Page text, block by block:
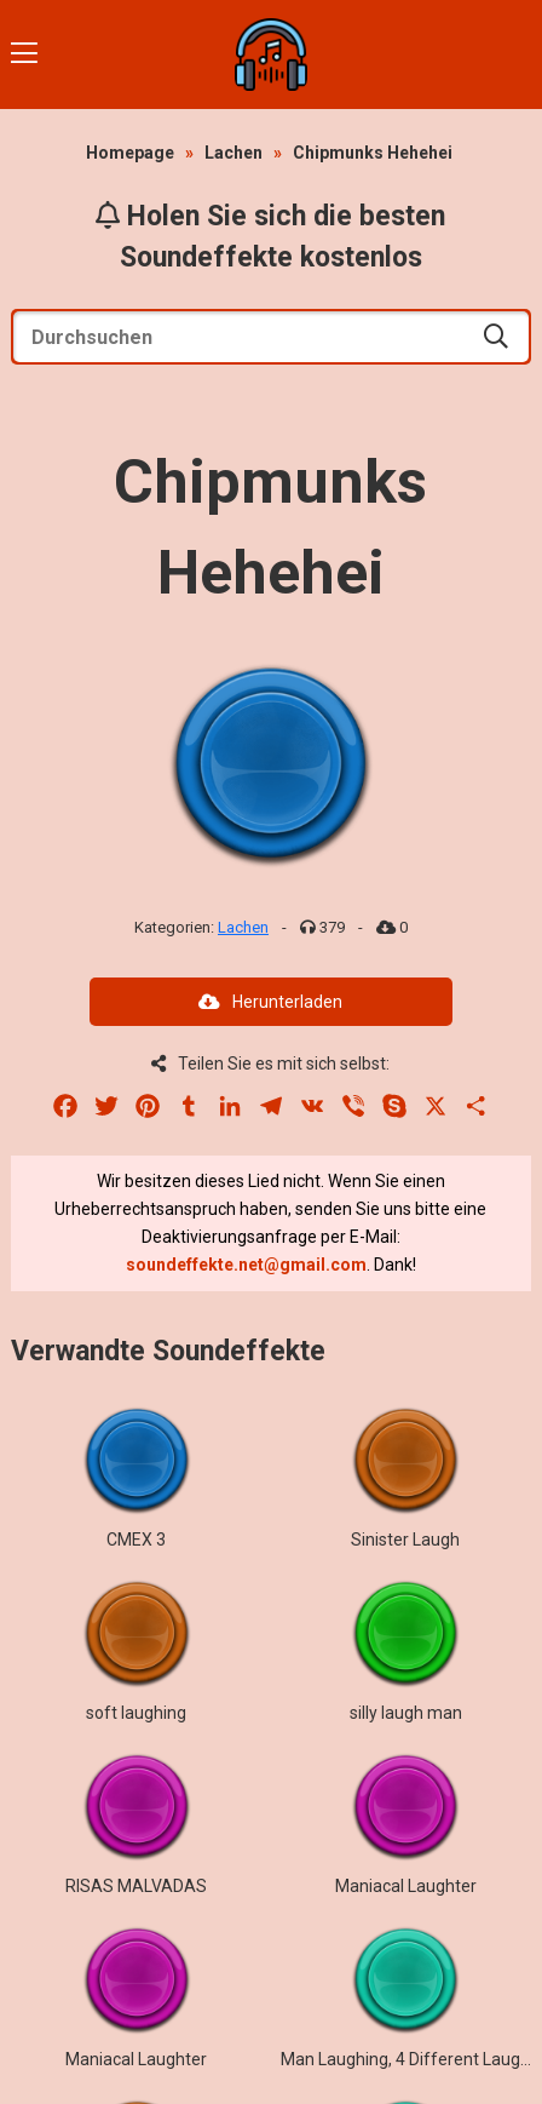
Homepage » Lachen » Chipmunks Hehehei
Holen Sie sich die besten
Soundeffekte kostenlos
Chipmunks
Hehehei
Kategorien: Lachen - 379 - 0
Herunterladen
Teilen Sie es mit sich selbst:
Facebook
Twitter PinterestTumblrLinkedInTelegram
VK Viber Skype
Wir besitzen dieses Lied nicht. Wenn Sie einen
Urheberrechtsanspruch haben, senden Sie uns bitte eine
Deaktivierungsanfrage per E-Mail:
soundeffekte.net@gmail.com . Dank!
Verwandte Soundeffekte
СМЕХ 3 Sinister Laugh
soft laughing silly laugh man
RISAS MALVADAS Maniacal Laughter
Maniacal Laughter